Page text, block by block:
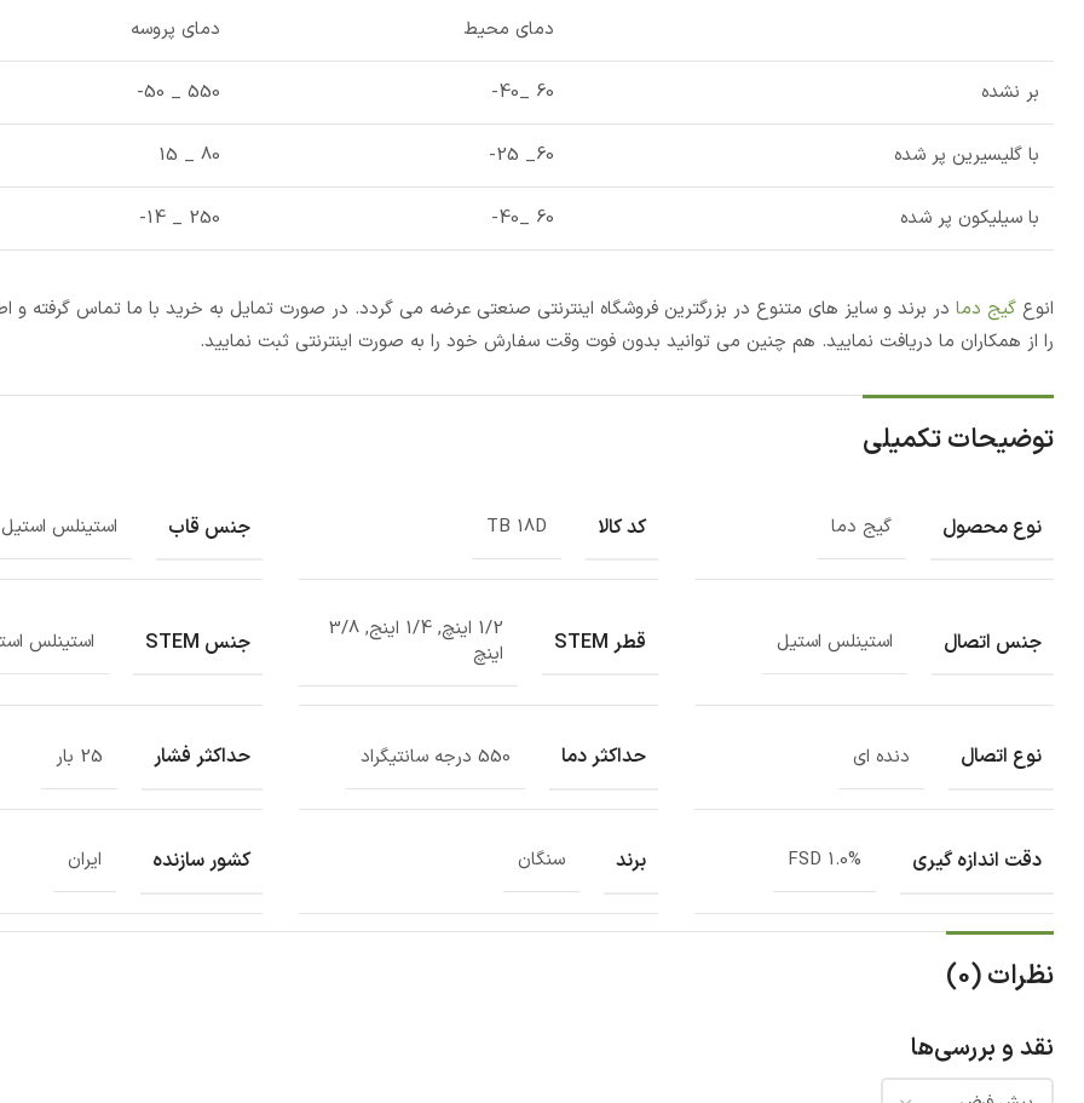
دمای محیط دمای پروسه
بر نشده 60 _40-
550 _ 50-
با گلیسیرین پر شده 60_ 25-
80 _ 15
با سیلیکون پر شده 60 _40-
250 _ 14-
انوع گیج دما در برند و سایز های متنوع در بزرگترین فروشگاه اینترنتی صنعتی عرضه می گردد. در صورت تمایل به خرید با ما تماس گرفته و
را از همکاران ما دریافت نمایید. هم چنین می توانید بدون فوت وقت سفارش خود را به صورت اینترنتی ثبت نمایید.
توضیحات تکمیلی
نوع محصول گیج دما کد کالا TB 18D جنس قاب استینلس استیل
جنس اتصال استینلس استیل قطر STEM
1/2 اینچ, 1/4 اینج, 3/8
اینچ
جنس STEM استینلس
نوع اتصال دنده ای حداکثر دما 550 درجه سانتیگراد حداکثر فشار 25 بار
دقت اندازه گیری 1.0% FSD برند سنگان کشور سازنده ایران
نظرات (0)
نقد و بررسی‌ها